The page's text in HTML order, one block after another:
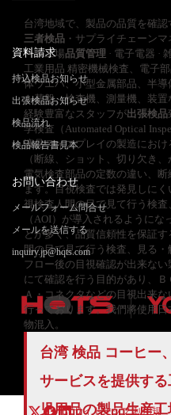
台湾地域で、製品の品質を確認
三者検品 ・サプライチェーン
ー＆工場品質管理 · 電子電器 ·
工業用品 精密機械検査、電子
体ウエハ、小型金属部品、半
ト基盤、検査機、測量機、装
経験豊富なスタッフが出張検品
学検査（Automated Optical
液晶ディスプレイの製造にお
（断線、ショット、切り欠き
電気検査部品の定数の違い、
ます。目視検査では発見しに
視検査人間の目で見て行う検
（AOI）が導入されるように
とが多く、品質信頼性を保証
間の目で見て行う検査、見る
フロー後の目視確認が出来な
にて確認を行う目的があり、
Ａ・コネクタなどの目視出来
行っております。我們將使用
物混入。
台湾 検品 コーヒー
サービスを提供す
児用品の製品生産
資料請求
持込検品お知らせ
出張検品お知らせ
検品流れ
検品報告書見本
お問い合わせ
メールフォーム問合せ
メールを送信する
inquiry.jp@hqts.com
お電話でのお問い合わせ
サイトマップ 利用規